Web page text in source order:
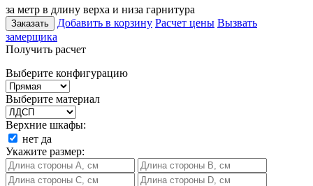
за метр в длину верха и низа гарнитура
Заказать Добавить в корзину Расчет цены Вызвать
замерщика
Получить расчет
Выберите конфигурацию
Выберите материал
Верхние шкафы:
нет да
Укажите размер: